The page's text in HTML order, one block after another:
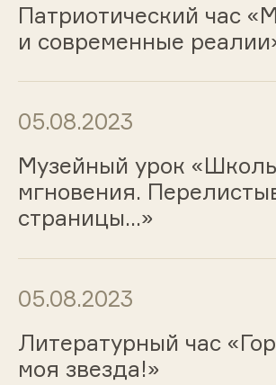
Патриотический час
и современные
05.08.2023
Музейный урок
мгновения.
страницы…»
05.08.2023
Литературный час
моя звезда!»